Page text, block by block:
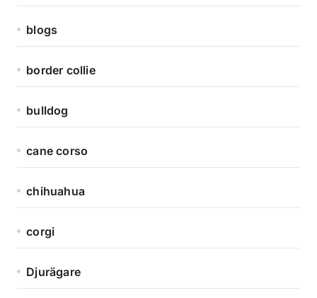
blogs
border collie
bulldog
cane corso
chihuahua
corgi
Djurägare